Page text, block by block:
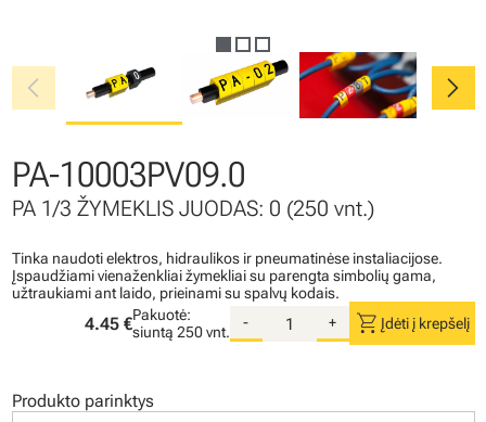
chevron_left chevron_right
PA-10003PV09.0
PA 1/3 ŽYMEKLIS JUODAS: 0 (250 vnt.)
Tinka naudoti elektros, hidraulikos ir pneumatinėse instaliacijose.
Įspaudžiami vienaženkliai žymekliai su parengta simbolių gama,
užtraukiami ant laido, prieinami su spalvų kodais.
4.45 €Pakuotė:
siuntą 250 vnt.
- + shopping_cart Įdėti į krepšelį
Produkto parinktys